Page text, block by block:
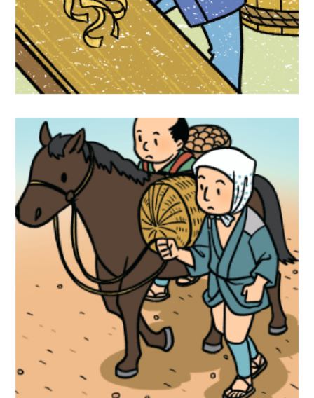
歴史イラスト『社会科資料集6年』文溪堂